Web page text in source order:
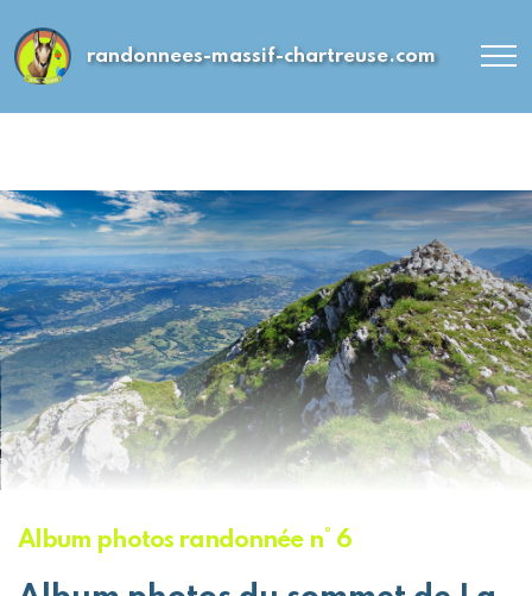
randonnees-massif-chartreuse.com
Album photos randonnée n° 6